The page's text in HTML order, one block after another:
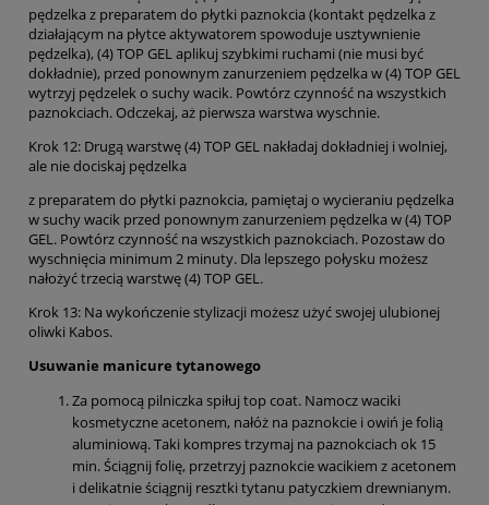
pędzelka z preparatem do płytki paznokcia (kontakt pędzelka z
działającym na płytce aktywatorem spowoduje usztywnienie
pędzelka), (4) TOP GEL aplikuj szybkimi ruchami (nie musi być
dokładnie), przed ponownym zanurzeniem pędzelka w (4) TOP GEL
wytrzyj pędzelek o suchy wacik. Powtórz czynność na wszystkich
paznokciach. Odczekaj, aż pierwsza warstwa wyschnie.
Krok 12: Drugą warstwę (4) TOP GEL nakładaj dokładniej i wolniej,
ale nie dociskaj pędzelka
z preparatem do płytki paznokcia, pamiętaj o wycieraniu pędzelka
w suchy wacik przed ponownym zanurzeniem pędzelka w (4) TOP
GEL. Powtórz czynność na wszystkich paznokciach. Pozostaw do
wyschnięcia minimum 2 minuty. Dla lepszego połysku możesz
nałożyć trzecią warstwę (4) TOP GEL.
Krok 13: Na wykończenie stylizacji możesz użyć swojej ulubionej
oliwki Kabos.
Usuwanie manicure tytanowego
Za pomocą pilniczka spiłuj top coat. Namocz waciki
kosmetyczne acetonem, nałóż na paznokcie i owiń je folią
aluminiową. Taki kompres trzymaj na paznokciach ok 15
min. Ściągnij folię, przetrzyj paznokcie wacikiem z acetonem
i delikatnie ściągnij resztki tytanu patyczkiem drewnianym.